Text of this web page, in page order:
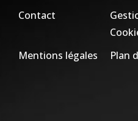
Contact
Mentions légales
Plan